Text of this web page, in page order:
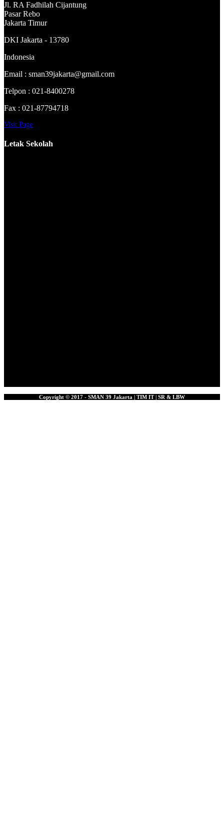
Jl. RA Fadhilah Cijantung
Pasar Rebo
Jakarta Timur
DKI Jakarta - 13780
Indonesia
Email : sman39jakarta@gmail.com
Telpon : 021-8400278
Fax : 021-87794718
Visit Page
Letak Sekolah
Copyright © 2017 - SMAN 39 Jakarta | TIM IT | SR & LBW